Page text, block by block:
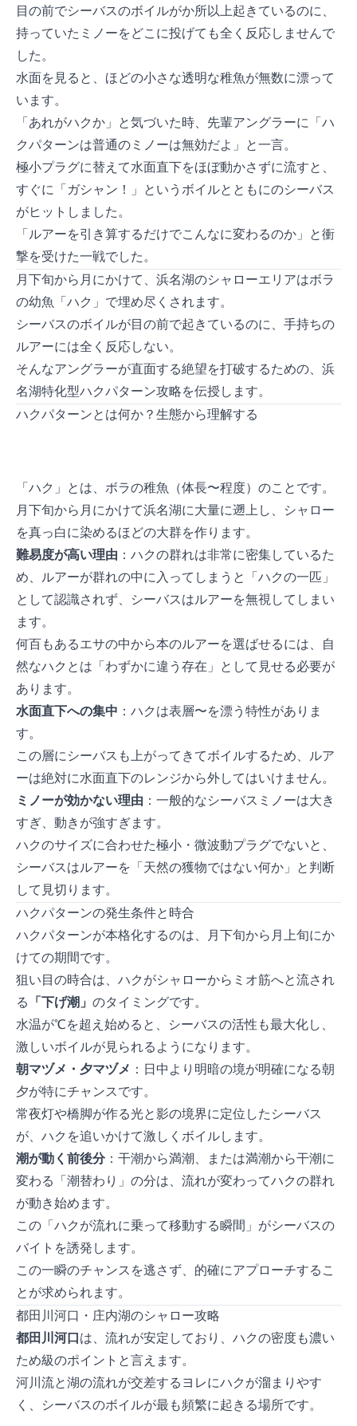
目の前でシーバスのボイルが10か所以上起きているのに、
持っていたミノーをどこに投げても全く反応しませんで
した。
水面を見ると、5cmほどの小さな透明な稚魚が無数に漂って
います。
「あれがハクか」と気づいた時、先輩アングラーに「ハ
クパターンは普通のミノーは無効だよ」と一言。
極小プラグに替えて水面直下をほぼ動かさずに流すと、
すぐに「ガシャン！」というボイルとともに68cmのシーバス
がヒットしました。
「ルアーを引き算するだけでこんなに変わるのか」と衝
撃を受けた一戦でした。
3月下旬から4月にかけて、浜名湖のシャローエリアはボラ
の幼魚「ハク」で埋め尽くされます。
シーバスのボイルが目の前で起きているのに、手持ちの
ルアーには全く反応しない——。
そんなアングラーが直面する絶望を打破するための、浜
名湖特化型ハクパターン攻略を伝授します。
ハクパターンとは何か？生態から理解する
「ハク」とは、ボラの稚魚（体長3〜8cm程度）のことです。
3月下旬から5月にかけて浜名湖に大量に遡上し、シャロー
を真っ白に染めるほどの大群を作ります。
難易度が高い理由 ：ハクの群れは非常に密集しているた
め、ルアーが群れの中に入ってしまうと「ハクの一匹」
として認識されず、シーバスはルアーを無視してしまい
ます。
何百もあるエサの中から1本のルアーを選ばせるには、自
然なハクとは「わずかに違う存在」として見せる必要が
あります。
水面直下への集中 ：ハクは表層0〜10cmを漂う特性がありま
す。
この層にシーバスも上がってきてボイルするため、ルア
ーは絶対に水面直下のレンジから外してはいけません。
ミノーが効かない理由 ：一般的なシーバスミノーは大き
すぎ、動きが強すぎます。
ハクのサイズに合わせた極小・微波動プラグでないと、
シーバスはルアーを「天然の獲物ではない何か」と判断
して見切ります。
ハクパターンの発生条件と時合
ハクパターンが本格化するのは、3月下旬から5月上旬にか
けての期間です。
狙い目の時合は、ハクがシャローからミオ筋へと流され
る
「下げ潮」 のタイミングです。
水温が15℃を超え始めると、シーバスの活性も最大化し、
激しいボイルが見られるようになります。
朝マヅメ・夕マヅメ ：日中より明暗の境が明確になる朝
夕が特にチャンスです。
常夜灯や橋脚が作る光と影の境界に定位したシーバス
が、ハクを追いかけて激しくボイルします。
潮が動く前後30分：干潮から満潮、または満潮から干潮に
変わる「潮替わり」の30分は、流れが変わってハクの群れ
が動き始めます。
この「ハクが流れに乗って移動する瞬間」がシーバスの
バイトを誘発します。
この一瞬のチャンスを逃さず、的確にアプローチするこ
とが求められます。
都田川河口・庄内湖のシャロー攻略
都田川河口 は、流れが安定しており、ハクの密度も濃い
ためA級のポイントと言えます。
河川流と湖の流れが交差するヨレにハクが溜まりやす
く、シーバスのボイルが最も頻繁に起きる場所です。